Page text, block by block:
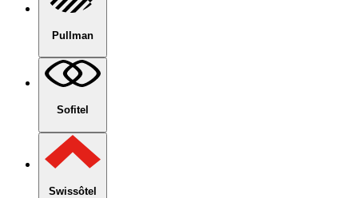
Pullman
Sofitel
Swissôtel